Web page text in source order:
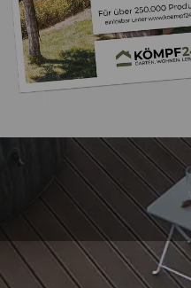
Trusted Shops
4,81/ 5